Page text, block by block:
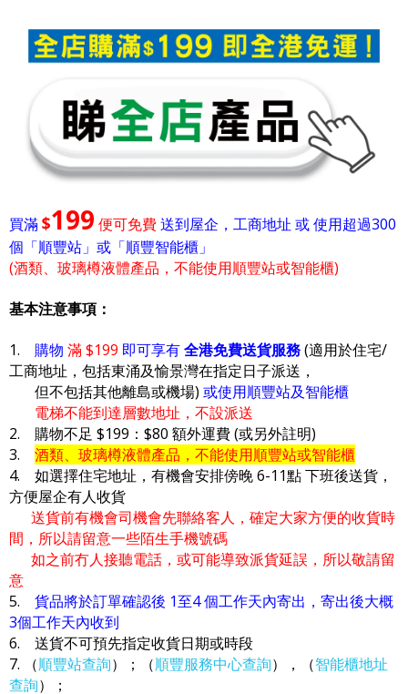
買滿$199 便可免費送到屋企，工商地址 或 使用超過300
個「順豐站」或「順豐智能櫃」
(酒類、玻璃樽液體產品，不能使用順豐站或智能櫃)
基本注意事項：
1. 購物 滿 $199 即可享有全港免費送貨服務(適用於住宅/
工商地址，包括東涌及愉景灣在指定日子派送，
但不包括其他離島或機場) 或使用順豐站及智能櫃
電梯不能到達層數地址，不設派送
2. 購物不足 $199：$80 額外運費 (或另外註明)
3. 酒類、玻璃樽液體產品，不能使用順豐站或智能櫃
4. 如選擇住宅地址，有機會安排傍晚 6-11點 下班後送貨，
方便屋企有人收貨
送貨前有機會司機會先聯絡客人，確定大家方便的收貨時
間，所以請留意一些陌生手機號碼
如之前冇人接聽電話，或可能導致派貨延誤，所以敬請留
意
5. 貨品將於訂單確認後 1至4 個工作天內寄出，寄出後大概
3個工作天內收到
6. 送貨不可預先指定收貨日期或時段
7. （順豐站查詢）；（順豐服務中心查詢），（智能櫃地址
查詢）；